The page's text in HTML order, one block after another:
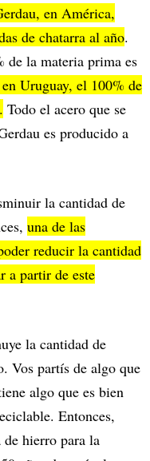
en América,
de chatarra al año.
de la materia prima es
Uruguay, el 100% de
Todo el acero que se
es producido a
la cantidad de
una de las
reducir la cantidad
a partir de este
la cantidad de
Vos partís de algo que
algo que es bien
Entonces,
hierro para la